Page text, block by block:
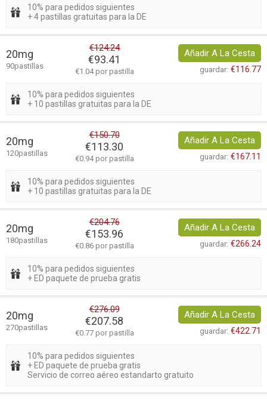
10% para pedidos siguientes
+ 4 pastillas gratuitas para la DE
20mg
90pastillas
€124.24
€93.41
€1.04 por pastilla
Añadir A La Cesta
guardar: €116.77
10% para pedidos siguientes
+ 10 pastillas gratuitas para la DE
20mg
120pastillas
€150.70
€113.30
€0.94 por pastilla
Añadir A La Cesta
guardar: €167.11
10% para pedidos siguientes
+ 10 pastillas gratuitas para la DE
20mg
180pastillas
€204.76
€153.96
€0.86 por pastilla
Añadir A La Cesta
guardar: €266.24
10% para pedidos siguientes
+ ED paquete de prueba gratis
20mg
270pastillas
€276.09
€207.58
€0.77 por pastilla
Añadir A La Cesta
guardar: €422.71
10% para pedidos siguientes
+ ED paquete de prueba gratis
Servicio de correo aéreo estandarto gratuito